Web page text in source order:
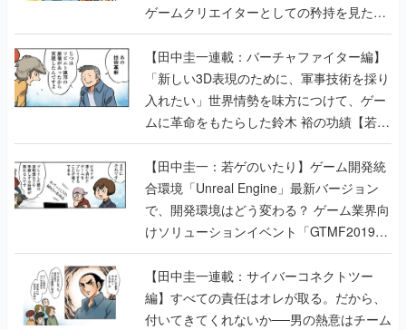
ゲームクリエイターとしての矜持を見た
【若ゲのいたり最終回】
【田中圭一連載：バーチャファイター編】
「新しい3D表現のために、軍事技術を採り
入れたい」世界情勢を味方につけて、ゲー
ムに革命をもたらした鈴木 裕の功績【若ゲ
のいたり】
【田中圭一：若ゲのいたり】ゲーム開発統
合環境「Unreal Engine」最新バージョン
で、開発環境はどう変わる？ ゲーム業界向
けソリューションイベント「GTMF2019」
に行って、より理解を深めよう【PR】
【田中圭一連載：サイバーコネクトツー
編】すべての責任はオレが取る。だから、
付いてきてくれないか──男の熱意はチーム